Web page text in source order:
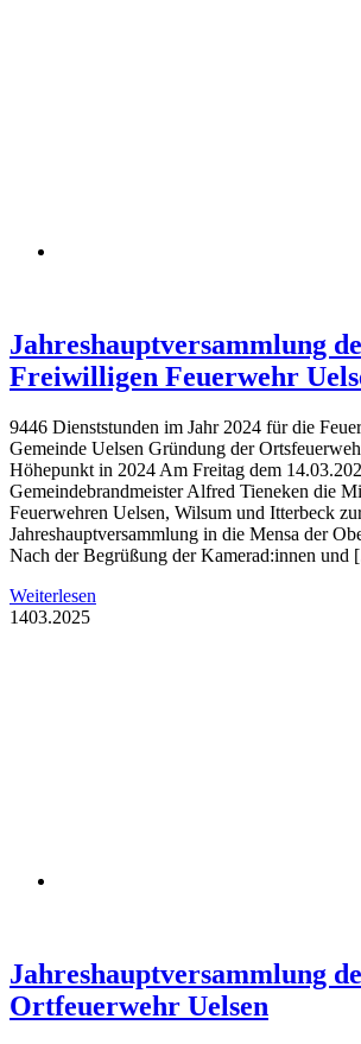
Jahreshauptversammlung
Freiwilligen Feuerwehr
9446 Dienststunden im Jahr 2024 für die
Gemeinde Uelsen Gründung der
Höhepunkt in 2024 Am Freitag dem
Gemeindebrandmeister Alfred Tieneken die
Feuerwehren Uelsen, Wilsum und Itterbeck
Jahreshauptversammlung in die Mensa der
Nach der Begrüßung der Kamerad:innen und
Weiterlesen
1403.2025
Jahreshauptversammlung
Ortfeuerwehr Uelsen